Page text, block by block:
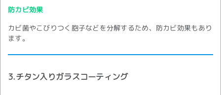
防カビ効果
カビ菌やこびりつく胞子などを分解するため、防カビ効果もあり
ます。
3.チタン入りガラスコーティング